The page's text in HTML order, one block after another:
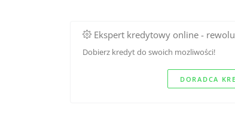
Ekspert kredytowy online -
Dobierz kredyt do swoich mozliwości!
DORADCA